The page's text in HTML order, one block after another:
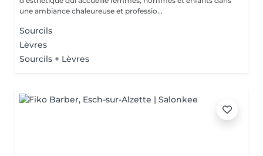
une ambiance chaleureuse et professio...
Sourcils
Lèvres
Sourcils + Lèvres